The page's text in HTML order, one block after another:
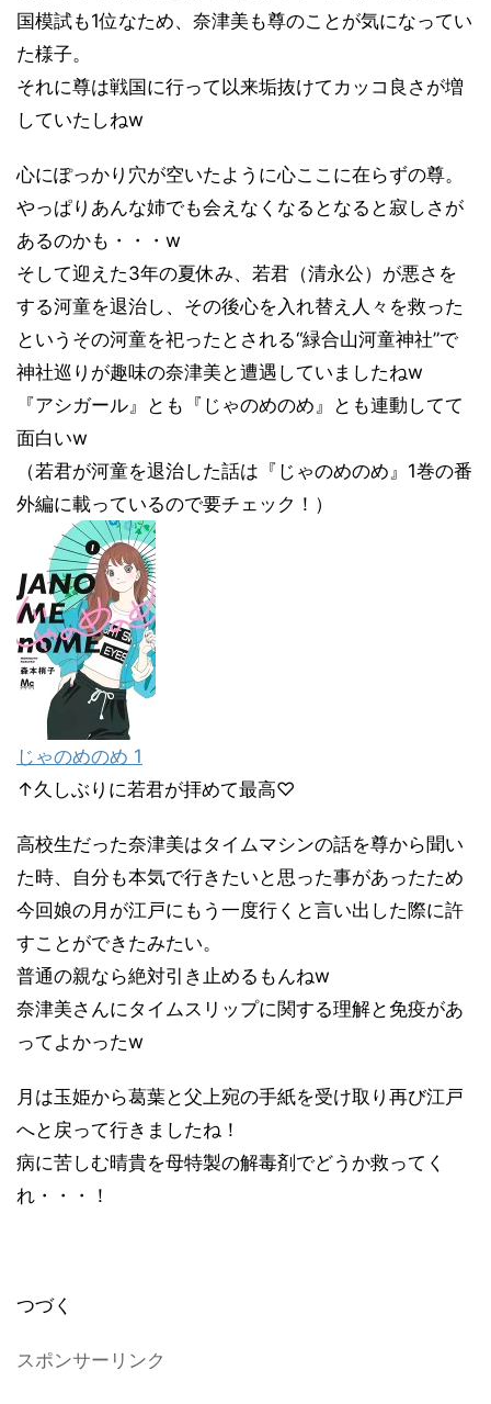
国模試も1位なため、奈津美も尊のことが気になってい
た様子。
それに尊は戦国に行って以来垢抜けてカッコ良さが増
していたしねw
心にぽっかり穴が空いたように心ここに在らずの尊。
やっぱりあんな姉でも会えなくなるとなると寂しさが
あるのかも・・・w
そして迎えた3年の夏休み、若君（清永公）が悪さを
する河童を退治し、その後心を入れ替え人々を救った
というその河童を祀ったとされる“緑合山河童神社”で
神社巡りが趣味の奈津美と遭遇していましたねw
『アシガール』とも『じゃのめのめ』とも連動してて
面白いw
（若君が河童を退治した話は『じゃのめのめ』1巻の番
外編に載っているので要チェック！）
じゃのめのめ 1
↑久しぶりに若君が拝めて最高♡
高校生だった奈津美はタイムマシンの話を尊から聞い
た時、自分も本気で行きたいと思った事があったため
今回娘の月が江戸にもう一度行くと言い出した際に許
すことができたみたい。
普通の親なら絶対引き止めるもんねw
奈津美さんにタイムスリップに関する理解と免疫があ
ってよかったw
月は玉姫から葛葉と父上宛の手紙を受け取り再び江戸
へと戻って行きましたね！
病に苦しむ晴貴を母特製の解毒剤でどうか救ってく
れ・・・！
つづく
スポンサーリンク